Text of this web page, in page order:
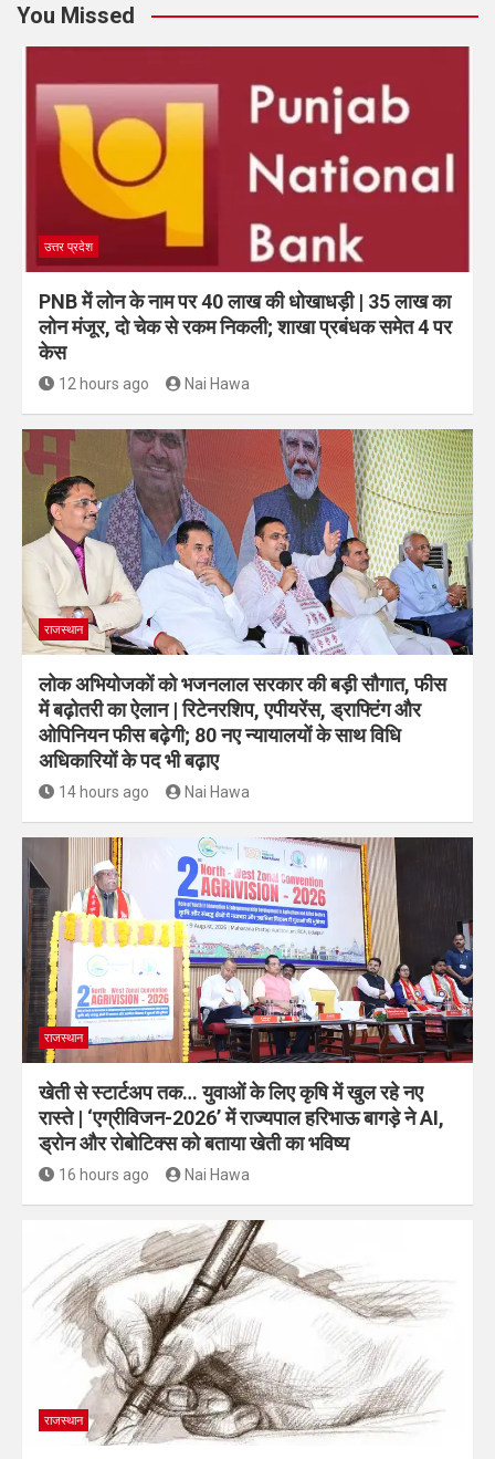
You Missed
उत्तर प्रदेश
PNB में लोन के नाम पर 40 लाख की धोखाधड़ी | 35 लाख का
लोन मंजूर, दो चेक से रकम निकली; शाखा प्रबंधक समेत 4 पर
केस
12 hours ago Nai Hawa
राजस्थान
लोक अभियोजकों को भजनलाल सरकार की बड़ी सौगात, फीस
में बढ़ोतरी का ऐलान | रिटेनरशिप, एपीयरेंस, ड्राफ्टिंग और
ओपिनियन फीस बढ़ेगी; 80 नए न्यायालयों के साथ विधि
अधिकारियों के पद भी बढ़ाए
14 hours ago Nai Hawa
राजस्थान
खेती से स्टार्टअप तक… युवाओं के लिए कृषि में खुल रहे नए
रास्ते | ‘एग्रीविजन-2026’ में राज्यपाल हरिभाऊ बागड़े ने AI,
ड्रोन और रोबोटिक्स को बताया खेती का भविष्य
16 hours ago Nai Hawa
राजस्थान